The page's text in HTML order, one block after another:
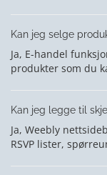
Kan jeg selge
Ja, E-handel
produkter som du
Kan jeg legge til
Ja, Weebly
RSVP lister,